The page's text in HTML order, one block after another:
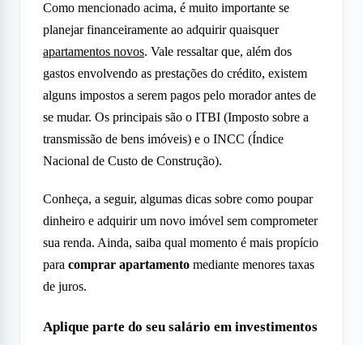
Como mencionado acima, é muito importante se
planejar financeiramente ao adquirir quaisquer
apartamentos novos. Vale ressaltar que, além dos
gastos envolvendo as prestações do crédito, existem
alguns impostos a serem pagos pelo morador antes de
se mudar. Os principais são o ITBI (Imposto sobre a
transmissão de bens imóveis) e o INCC (Índice
Nacional de Custo de Construção).
Conheça, a seguir, algumas dicas sobre como poupar
dinheiro e adquirir um novo imóvel sem comprometer
sua renda. Ainda, saiba qual momento é mais propício
para comprar apartamento mediante menores taxas
de juros.
Aplique parte do seu salário em investimentos